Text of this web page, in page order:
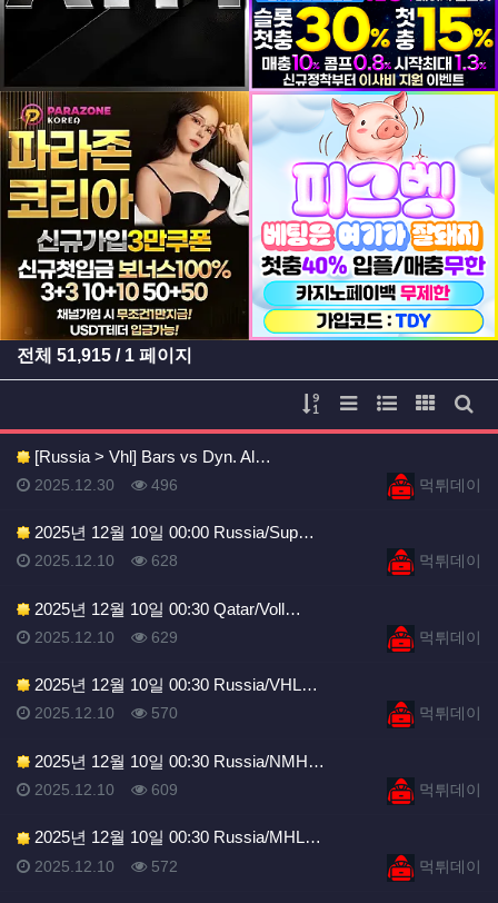
등록일 등록일
등록일 등록일
전체 51,915 / 1 페이지
게시물 정렬
리스트 스타일
웹진 스타일
갤러리
게
[Russia > Vhl] Bars vs Dyn. Al…
등록자먹튀데이
등록일
2025.12.30 조회
496
2025년 12월 10일 00:00 Russia/Sup…
등록자먹튀데이
등록일
2025.12.10 조회
628
2025년 12월 10일 00:30 Qatar/Voll…
등록자먹튀데이
등록일
2025.12.10 조회
629
2025년 12월 10일 00:30 Russia/VHL…
등록자먹튀데이
등록일
2025.12.10 조회
570
2025년 12월 10일 00:30 Russia/NMH…
등록자먹튀데이
등록일
2025.12.10 조회
609
2025년 12월 10일 00:30 Russia/MHL…
등록자먹튀데이
등록일
2025.12.10 조회
572